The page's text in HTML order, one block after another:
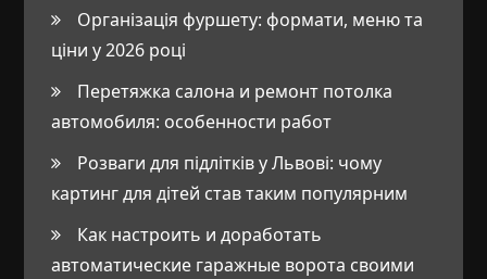
Організація фуршету: формати, меню та
ціни у 2026 році
Перетяжка салона и ремонт потолка
автомобиля: особенности работ
Розваги для підлітків у Львові: чому
картинг для дітей став таким популярним
Как настроить и доработать
автоматические гаражные ворота своими